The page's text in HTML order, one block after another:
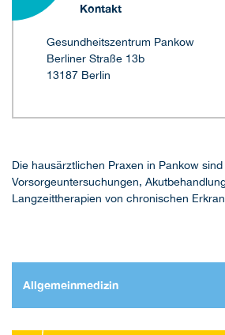
Kontakt
Gesundheitszentrum Pankow
Berliner Straße 13b
13187 Berlin
Die hausärztlichen Praxen in Pankow
Vorsorgeuntersuchungen,
Langzeittherapien von chronischen
Allgemeinmedizin